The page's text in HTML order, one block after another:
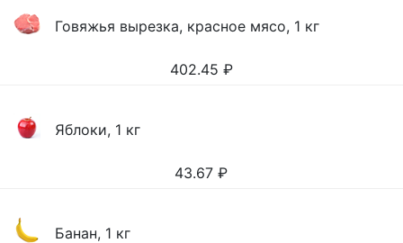
Говяжья вырезка, красное мясо, 1 кг
402.45 ₽
Яблоки, 1 кг
43.67 ₽
Банан, 1 кг